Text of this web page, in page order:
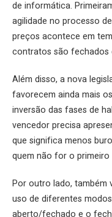
de informática.
agilidade no processo
preços acontece em
contratos são fechados
Além disso, a nova
favorecem ainda mais
inversão das fases de
vencedor precisa
que significa menos
quem não for o
Por outro lado, também
uso de diferentes
aberto/fechado e o